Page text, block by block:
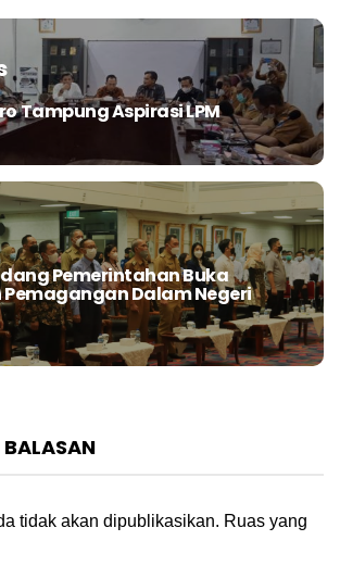
Tampung Aspirasi LPM
Pemerintahan Buka
Dalam Negeri
tidak akan dipublikasikan. Ruas yang